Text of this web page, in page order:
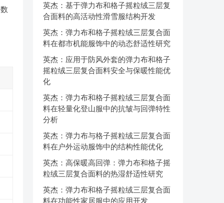
英杰：基于弹力布和格子摇粒绒三层复
合面料的高活动性滑雪服结构开发
英杰：弹力布和格子摇粒绒三层复合面
料在都市机能服饰中的动态舒适性研究
英杰：应用于防风外套的弹力布和格子
摇粒绒三层复合面料安全与保暖性能优
化
英杰：弹力布和格子摇粒绒三层复合面
料在轻量化登山服中的抗皱与回弹特性
分析
英杰：弹力布与格子摇粒绒三层复合面
料在户外运动服饰中的结构性能优化
英杰：高保暖高回弹：弹力布和格子摇
粒绒三层复合面料的热湿舒适性研究
英杰：弹力布和格子摇粒绒三层复合面
料在功能性家居服中的应用开发